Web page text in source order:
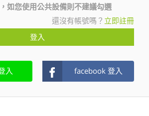
如您使用公共設備則不建議勾選
還沒有帳號嗎？ 立即註冊
登入
入 facebook 登入